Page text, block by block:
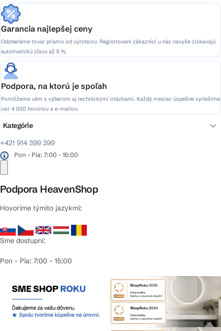
Garancia najlepšej ceny
Odoberáme tovar priamo od výrobcov. Registrovaní zákazníci u nás navyše získavajú
automatickú zľavu až 5 %.
Podpora, na ktorú je spoľah
Pomôžeme vám s výberom aj technickými otázkami. Každý mesiac úspešne vyriešime
cez 4 000 hovorov a e-mailov.
+421 914 399 399
Pon - Pia: 7:00 - 15:00
Podpora HeavenShop
Hovoríme týmito jazykmi:
Sme dostupní:
Pon – Pia: 7:00 – 15:00
Kategórie